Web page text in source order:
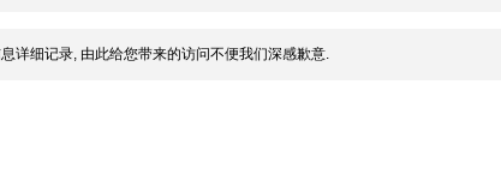
详细记录, 由此给您带来的访问不便我们深感歉意.